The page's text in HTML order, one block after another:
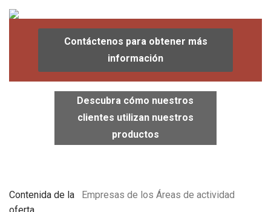
Contáctenos para obtener más
información
Descubra cómo nuestros
clientes utilizan nuestros
productos
Contenida de la
Empresas de los Áreas de actividad